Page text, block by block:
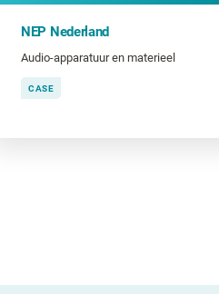
NEP Nederland
Audio-apparatuur en materieel
CASE